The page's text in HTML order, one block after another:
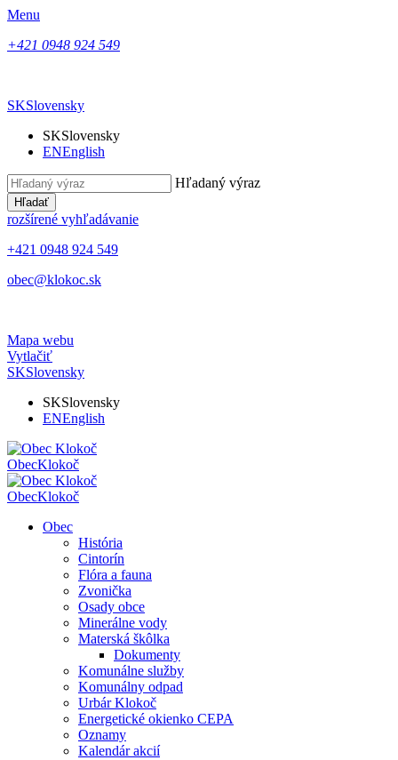
Menu
+421 0948 924 549
SKSlovensky
SKSlovensky
ENEnglish
Hľadaný výraz
Hľadať
rozšírené vyhľadávanie
+421 0948 924 549
obec@klokoc.sk
Mapa webu
Vytlačiť
SKSlovensky
SKSlovensky
ENEnglish
ObecKlokoč
ObecKlokoč
Obec
História
Cintorín
Flóra a fauna
Zvonička
Osady obce
Minerálne vody
Materská škôlka
Dokumenty
Komunálne služby
Komunálny odpad
Urbár Klokoč
Energetické okienko CEPA
Oznamy
Kalendár akcií